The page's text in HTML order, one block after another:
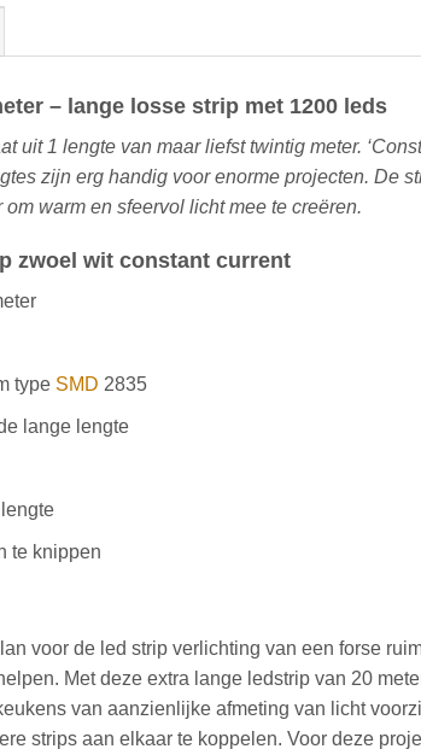
– lange losse strip met 1200 leds
uit 1 lengte van maar liefst twintig meter.
zijn erg handig voor enorme projecten. De
warm en sfeervol licht mee te creëren.
zwoel wit constant current
type SMD 2835
lange lengte
te knippen
voor de led strip verlichting van een forse
Met deze extra lange ledstrip van 20
van aanzienlijke afmeting van licht
strips aan elkaar te koppelen. Voor deze